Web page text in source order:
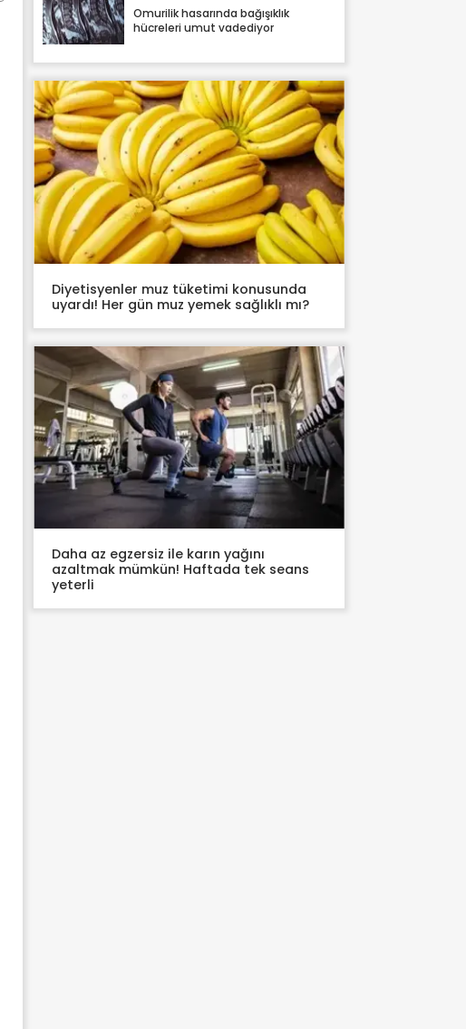
Omurilik hasarında bağışıklık
hücreleri umut vadediyor
Diyetisyenler muz tüketimi konusunda
uyardı! Her gün muz yemek sağlıklı mı?
Daha az egzersiz ile karın yağını
azaltmak mümkün! Haftada tek seans
yeterli